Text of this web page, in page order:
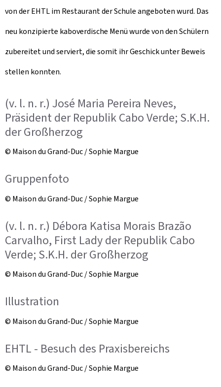
von der EHTL im Restaurant der Schule angeboten wurd. Das
neu konzipierte kaboverdische Menü wurde von den Schülern
zubereitet und serviert, die somit ihr Geschick unter Beweis
stellen konnten.
(v. l. n. r.) José Maria Pereira Neves,
Präsident der Republik Cabo Verde; S.K.H.
der Großherzog
© Maison du Grand-Duc / Sophie Margue
Gruppenfoto
© Maison du Grand-Duc / Sophie Margue
(v. l. n. r.) Débora Katisa Morais Brazão
Carvalho, First Lady der Republik Cabo
Verde; S.K.H. der Großherzog
© Maison du Grand-Duc / Sophie Margue
Illustration
© Maison du Grand-Duc / Sophie Margue
EHTL - Besuch des Praxisbereichs
© Maison du Grand-Duc / Sophie Margue